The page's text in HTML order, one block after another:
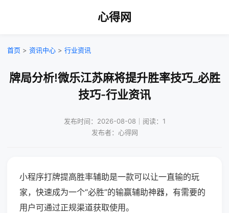
心得网
首页 > 资讯中心 > 行业资讯
牌局分析!微乐江苏麻将提升胜率技巧_必胜
技巧-行业资讯
发布时间：2026-08-08｜阅读：1
发布者：心得网
小程序打牌提高胜率辅助是一款可以让一直输的玩
家，快速成为一个“必胜”的输赢辅助神器，有需要的
用户可通过正规渠道获取使用。